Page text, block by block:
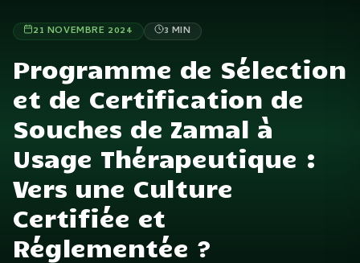
21 NOVEMBRE 2024 3 MIN
Programme de Sélection
et de Certification de
Souches de Zamal à
Usage Thérapeutique :
Vers une Culture
Certifiée et
Réglementée ?